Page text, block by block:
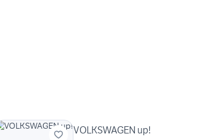
VOLKSWAGEN up!